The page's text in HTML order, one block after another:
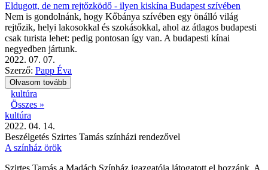
Eldugott, de nem rejtőzködő - ilyen kiskína Budapest szívében
Nem is gondolnánk, hogy Kőbánya szívében egy önálló világ
rejtőzik, helyi lakosokkal és szokásokkal, ahol az átlagos budapesti
csak turista lehet: pedig pontosan így van. A budapesti kínai
negyedben jártunk.
2022. 07. 07.
Szerző: Papp Éva
Olvasom tovább
kultúra
Összes »
kultúra
2022. 04. 14.
Beszélgetés Szirtes Tamás színházi rendezővel
A színház örök